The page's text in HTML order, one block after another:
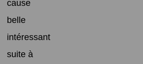
cause
belle
intéressant
suite à